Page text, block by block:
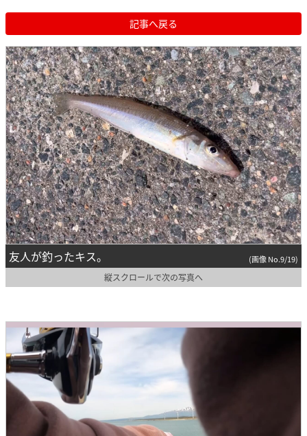
記事へ戻る
友人が釣ったキス。 (画像 No.9/19)
縦スクロールで次の写真へ